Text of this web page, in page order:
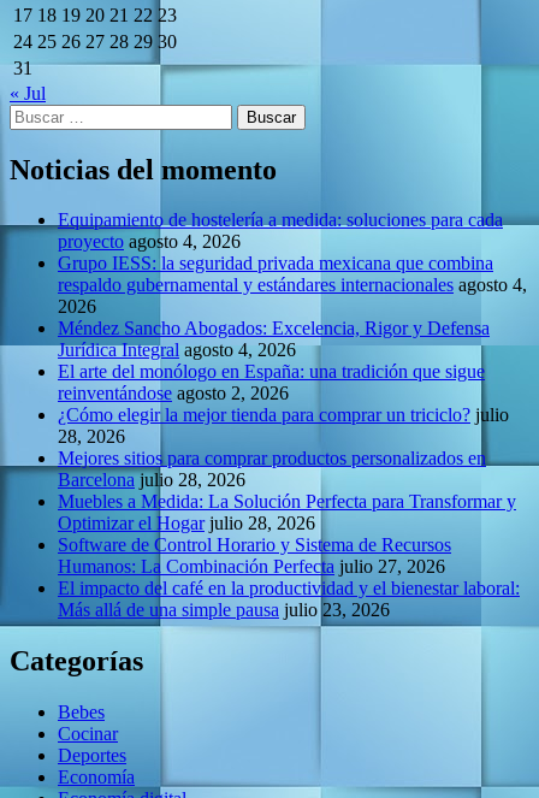
17 18 19 20 21 22 23
24 25 26 27 28 29 30
31
« Jul
Buscar:
Noticias del momento
Equipamiento de hostelería a medida: soluciones para cada
proyecto agosto 4, 2026
Grupo IESS: la seguridad privada mexicana que combina
respaldo gubernamental y estándares internacionales agosto 4,
2026
Méndez Sancho Abogados: Excelencia, Rigor y Defensa
Jurídica Integral agosto 4, 2026
El arte del monólogo en España: una tradición que sigue
reinventándose agosto 2, 2026
¿Cómo elegir la mejor tienda para comprar un triciclo? julio
28, 2026
Mejores sitios para comprar productos personalizados en
Barcelona julio 28, 2026
Muebles a Medida: La Solución Perfecta para Transformar y
Optimizar el Hogar julio 28, 2026
Software de Control Horario y Sistema de Recursos
Humanos: La Combinación Perfecta julio 27, 2026
El impacto del café en la productividad y el bienestar laboral:
Más allá de una simple pausa julio 23, 2026
Categorías
Bebes
Cocinar
Deportes
Economía